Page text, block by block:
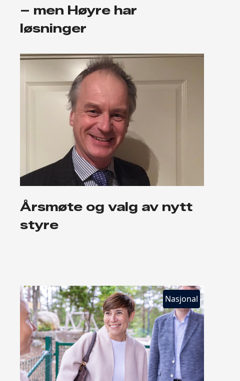
– men Høyre har
løsninger
Årsmøte og valg av nytt
styre
Nasjonal